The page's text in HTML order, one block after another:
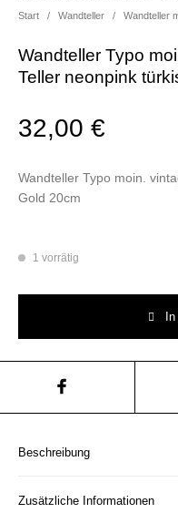
Start / Wandteller / Wandteller
Wandteller Typo
Teller neonpink
32,00€
Wandteller Typo moin.
Gold 20cm
1 vorrätig
Beschreibung
Zusätzliche Informationen